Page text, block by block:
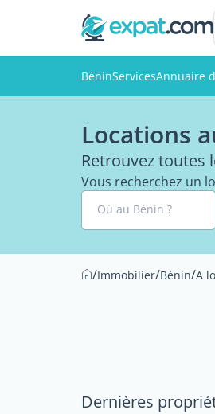
BéninServicesAnnuaire
Locations
Retrouvez toutes
Vous recherchez un
Où au Bénin ?
/Immobilier/Bénin/A
Dernières